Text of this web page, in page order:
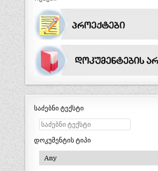
საძებნი ტექსტი
დოკუმენტის ტიპი